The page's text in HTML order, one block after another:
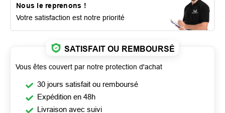
Nous le reprenons !
Votre satisfaction est notre priorité
SATISFAIT OU REMBOURSÉ
Vous êtes couvert par notre protection d'achat
30 jours satisfait ou remboursé
Expédition en 48h
Livraison avec suivi